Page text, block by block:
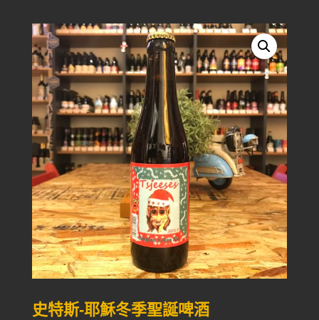
史特斯-耶穌冬季聖誕啤酒